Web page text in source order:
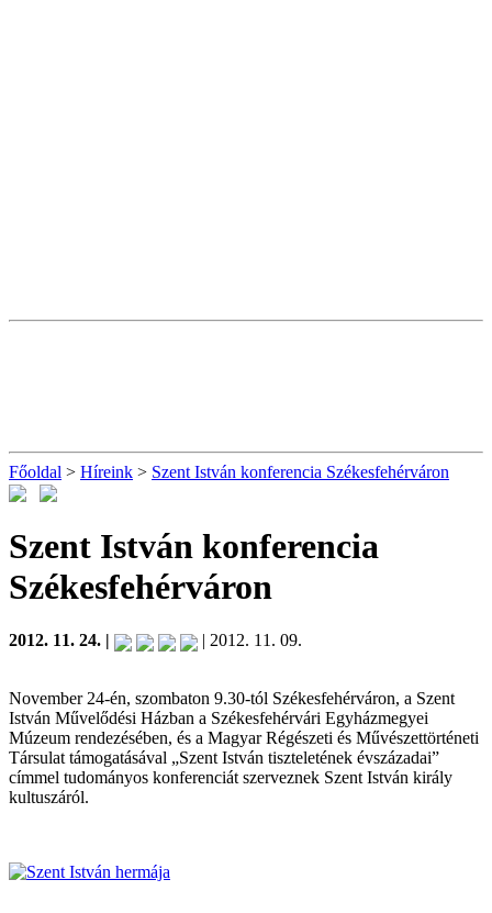
Főoldal > Híreink > Szent István konferencia Székesfehérváron
Szent István konferencia
Székesfehérváron
2012. 11. 24. | | 2012. 11. 09.
November 24-én, szombaton 9.30-tól Székesfehérváron, a Szent
István Művelődési Házban a Székesfehérvári Egyházmegyei
Múzeum rendezésében, és a Magyar Régészeti és Művészettörténeti
Társulat támogatásával „Szent István tiszteletének évszázadai”
címmel tudományos konferenciát szerveznek Szent István király
kultuszáról.